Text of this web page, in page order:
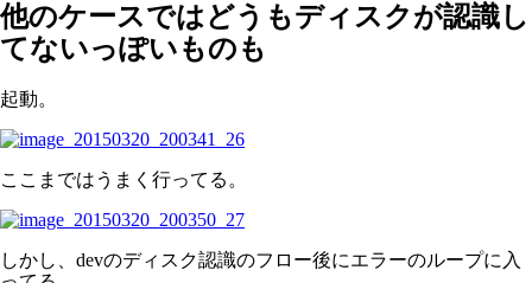
他のケースではどうもディスクが認識し
てないっぽいものも
起動。
ここまではうまく行ってる。
しかし、devのディスク認識のフロー後にエラーのループに入